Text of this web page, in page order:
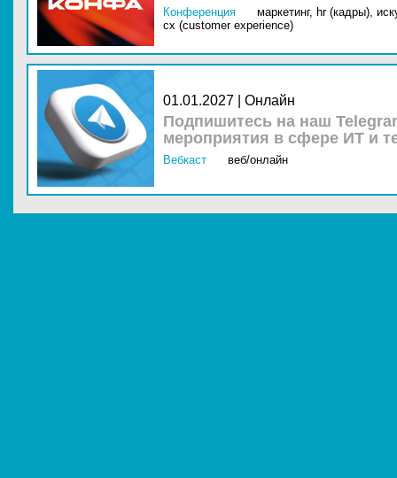
Конференция маркетинг, hr (кадры),
cx (customer experience)
01.01.2027 | Онлайн
Подпишитесь на наш
мероприятия в сфере ИТ и
Вебкаст веб/онлайн